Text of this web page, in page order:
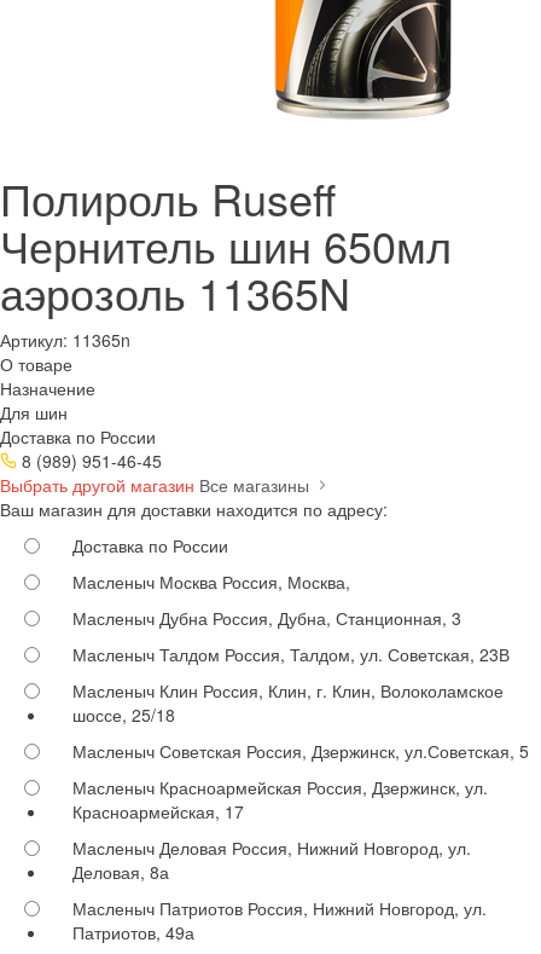
Полироль Ruseff
Чернитель шин 650мл
аэрозоль 11365N
Артикул: 11365n
О товаре
Назначение
Для шин
Доставка по России
8 (989) 951-46-45
Выбрать другой магазин Все магазины
Ваш магазин для доставки находится по адресу:
Доставка по России
Масленыч Москва Россия, Москва,
Масленыч Дубна Россия, Дубна, Станционная, 3
Масленыч Талдом Россия, Талдом, ул. Советская, 23В
Масленыч Клин Россия, Клин, г. Клин, Волоколамское
шоссе, 25/18
Масленыч Советская Россия, Дзержинск, ул.Советская, 5
Масленыч Красноармейская Россия, Дзержинск, ул.
Красноармейская, 17
Масленыч Деловая Россия, Нижний Новгород, ул.
Деловая, 8а
Масленыч Патриотов Россия, Нижний Новгород, ул.
Патриотов, 49а